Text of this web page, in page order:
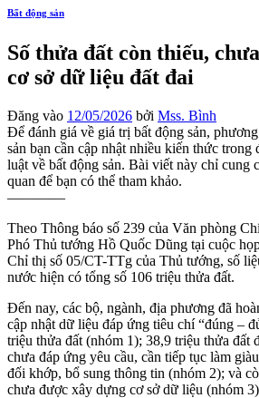
Bất động sản
Số thửa đất còn thiếu,
cơ sở dữ liệu đất đai
Đăng vào 12/05/2026 bởi Mss. Bình
Để đánh giá về giá trị bất động sản,
sản bạn cần cập nhật nhiều kiến thức trong
luật về bất động sản. Bài viết này chỉ cung
quan để bạn có thể tham khảo.
————
Theo Thông báo số 239 của Văn phòng
Phó Thủ tướng Hồ Quốc Dũng tại cuộc
Chỉ thị số 05/CT-TTg của Thủ tướng, số
nước hiện có tổng số 106 triệu thửa đất.
Đến nay, các bộ, ngành, địa phương đã
cập nhật dữ liệu đáp ứng tiêu chí “đúng –
triệu thửa đất (nhóm 1); 38,9 triệu thửa đất
chưa đáp ứng yêu cầu, cần tiếp tục làm
đối khớp, bổ sung thông tin (nhóm 2); và
chưa được xây dựng cơ sở dữ liệu (nhóm